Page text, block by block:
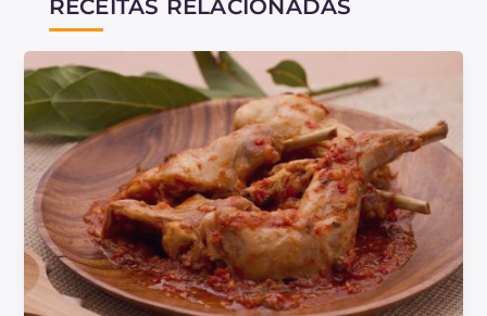
RECEITAS RELACIONADAS